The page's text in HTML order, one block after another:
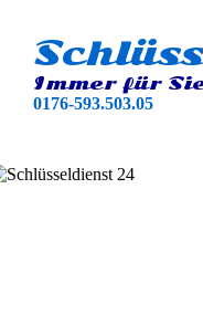
Immer für
0176-593.503.05